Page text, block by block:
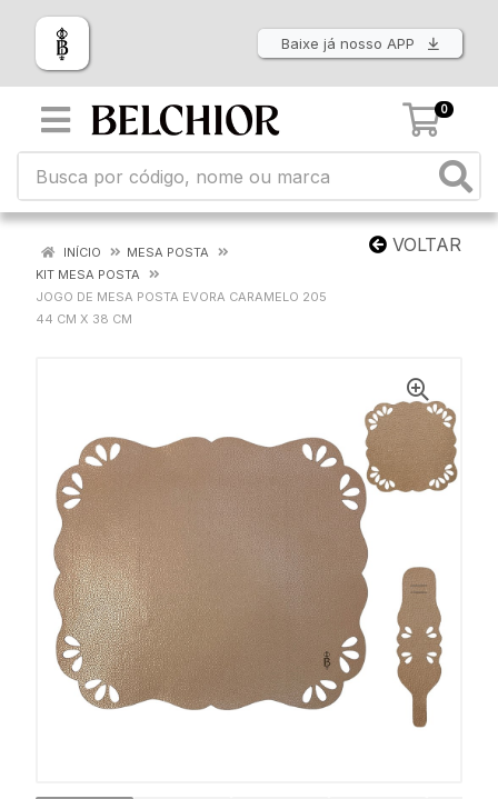
Baixe já nosso APP
0
VOLTAR
INÍCIO
MESA POSTA
KIT MESA POSTA
JOGO DE MESA POSTA EVORA CARAMELO 205
44 CM X 38 CM